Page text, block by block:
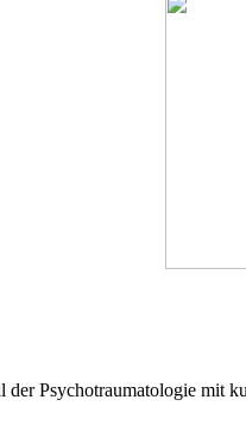
Psychotraumatologie mit